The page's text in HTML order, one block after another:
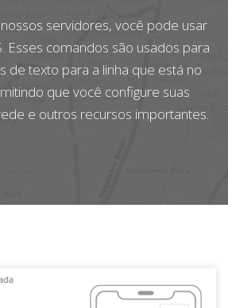
servidores, você pode usar
Esses comandos são usados para
de texto para a linha que está no
que você configure suas
e outros recursos importantes.